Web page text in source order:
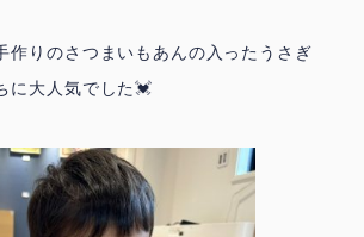
作りのさつまいもあんの入ったうさぎ
に大人気でした💓